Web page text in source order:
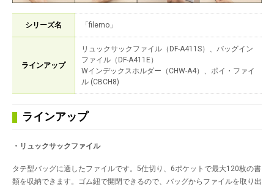
シリーズ名 「filemo」
ラインアップ
リュックサックファイル（DF-A411S）、バッグイン
ファイル（DF-A411E）
Wインデックスホルダー（CHW-A4）、ポイ・ファイ
ル (CBCH8)
ラインアップ
・リュックサックファイル
タテ型バッグに適したファイルです。5仕切り、6ポケットで最大120枚の書
類を収納できます。ゴム紐で開閉できるので、バッグからファイルを取り出